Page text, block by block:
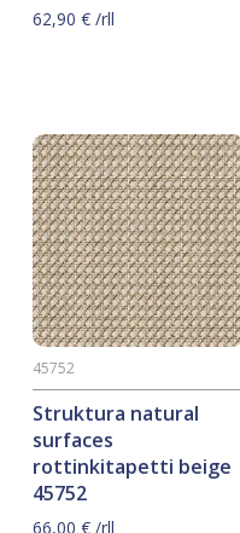
62,90 €/rll
Struktura natural
surfaces
rottinkitapetti beige
45752
45752
66,00 €/rll